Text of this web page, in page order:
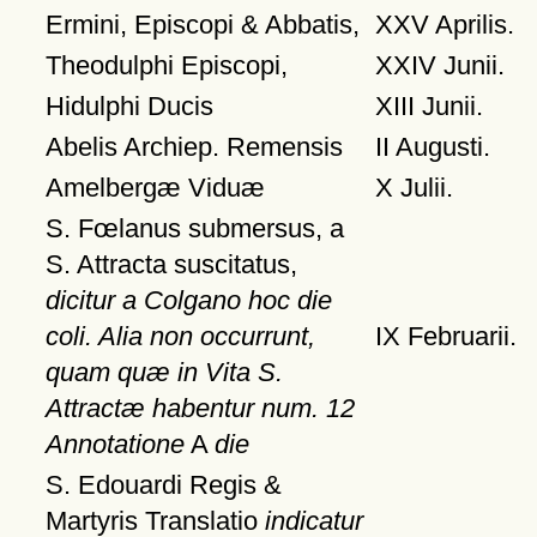
Ermini, Episcopi & Abbatis, XXV Aprilis.
Theodulphi Episcopi,
XXIV Junii.
Hidulphi Ducis
XIII Junii.
Abelis Archiep. Remensis
II Augusti.
Amelbergæ Viduæ
X Julii.
S. Fœlanus submersus, a
S. Attracta suscitatus,
dicitur a Colgano hoc die
coli. Alia non occurrunt,
quam quæ in Vita S.
Attractæ habentur num. 12
AnnotationeA die
IX Februarii.
S. Edouardi Regis &
Martyris Translatio indicatur